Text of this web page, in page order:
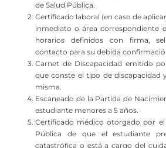
de Salud Pública.
Certificado laboral (en caso de
inmediato o área correspondiente
horarios definidos con firma,
contacto para su debida
Carnet de Discapacidad emitido
que conste el tipo de discapacidad
misma.
Escaneado de la Partida de
estudiante menores a 5 años.
Certificado médico otorgado por el
Pública de que el estudiante
catastrófica o está a cargo del